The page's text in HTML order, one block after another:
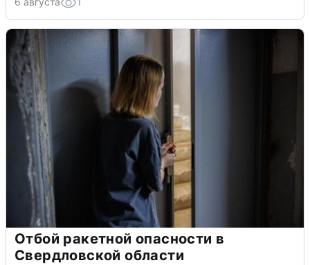
Отбой ракетной опасности в
Свердловской области